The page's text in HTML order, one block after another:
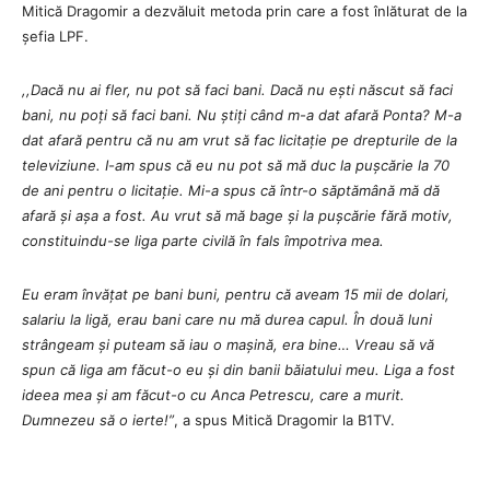
Mitică Dragomir a dezvăluit metoda prin care a fost înlăturat de la
șefia LPF.
,,Dacă nu ai fler, nu pot să faci bani. Dacă nu ești născut să faci
bani, nu poți să faci bani. Nu știți când m-a dat afară Ponta? M-a
dat afară pentru că nu am vrut să fac licitație pe drepturile de la
televiziune. I-am spus că eu nu pot să mă duc la pușcărie la 70
de ani pentru o licitație. Mi-a spus că într-o săptămână mă dă
afară și așa a fost. Au vrut să mă bage și la pușcărie fără motiv,
constituindu-se liga parte civilă în fals împotriva mea.
Eu eram învățat pe bani buni, pentru că aveam 15 mii de dolari,
salariu la ligă, erau bani care nu mă durea capul. În două luni
strângeam și puteam să iau o mașină, era bine… Vreau să vă
spun că liga am făcut-o eu și din banii băiatului meu. Liga a fost
ideea mea și am făcut-o cu Anca Petrescu, care a murit.
Dumnezeu să o ierte!”, a spus Mitică Dragomir la B1TV.